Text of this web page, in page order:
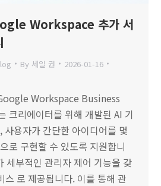
Workspace 추가 서
By 세일 권
2026-01-16
Workspace Business
리에이터를 위해 개발된 AI 기
사용자가 간단한 아이디어를 몇
로 구현할 수 있도록 지원합니
세부적인 관리자 제어 기능을 갖
로 제공됩니다. 이를 통해 관